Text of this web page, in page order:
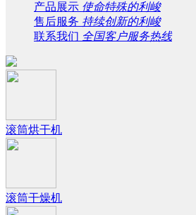
产品展示 使命特殊的利峻
售后服务 持续创新的利峻
联系我们 全国客户服务热线
滚筒烘干机
滚筒干燥机